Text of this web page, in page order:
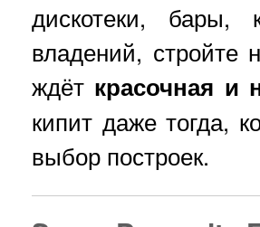
дискотеки, бары,
владений, стройте
ждёт красочная и
кипит даже тогда,
выбор построек.